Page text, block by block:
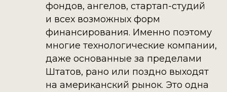
фондов, ангелов, стартап-студий
и всех возможных форм
финансирования. Именно поэтому
многие технологические компании,
даже основанные за пределами
Штатов, рано или поздно выходят
на американский рынок. Это одна